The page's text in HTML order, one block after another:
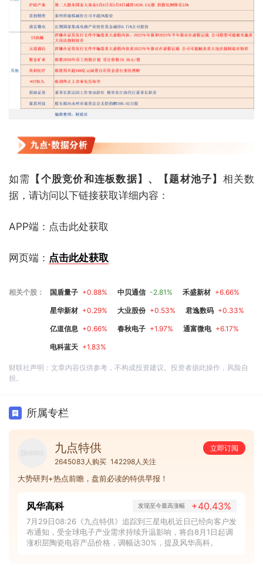
如需 【个股竞价和连板数据】、【题材池子】 相关数
据，请访问以下链接获取详细内容：
APP端：点击此处获取
网页端： 点击此处获取
相关个股： 国盾量子 +0.88% 中贝通信 -2.81% 禾盛新材 +6.66%
星华新材 +0.29% 大业股份 +0.53% 君逸数码 +0.33%
亿道信息 +0.66% 春秋电子 +1.97% 通富微电 +6.17%
电科蓝天 +1.83%
财联社声明：文章内容仅供参考，不构成投资建议。投资者据此操作，风险自
担。
所属专栏
九点特供
立即订阅
2645083人购买 142298人关注
大势研判+热点前瞻，盘前必读的特供早报！
风华高科 发现至今最高涨幅 +40.43%
7月29日08:26《九点特供》追踪到三星电机近日已经向客户发
布通知，受全球电子产业需求持续升温影响，将自8月1日起调
涨积层陶瓷电容产品价格，调幅达30%，提及风华高科。